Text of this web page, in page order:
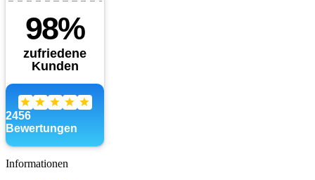
Informationen